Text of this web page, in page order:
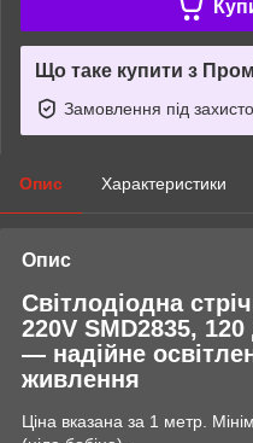
Що таке купити з
Замовлення під
Опис Характеристики
Опис
Світлодіодна
220V SMD2835,
— надійне
живлення
Ціна вказана за 1 метр.